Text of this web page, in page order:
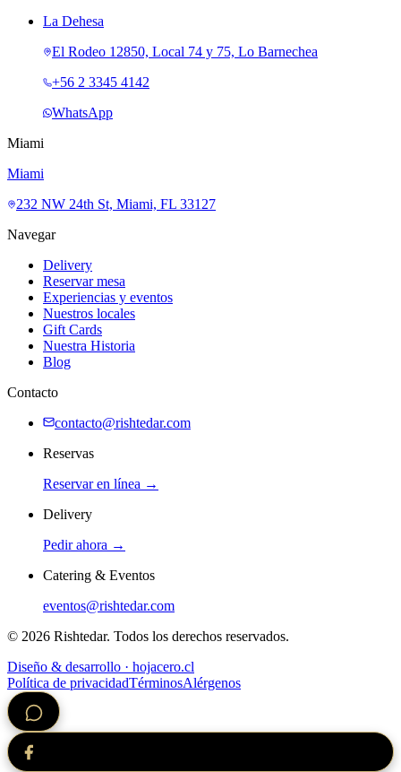
La Dehesa
El Rodeo 12850, Local 74 y 75, Lo Barnechea
+56 2 3345 4142
WhatsApp
Miami
Miami
232 NW 24th St, Miami, FL 33127
Navegar
Delivery
Reservar mesa
Experiencias y eventos
Nuestros locales
Gift Cards
Nuestra Historia
Blog
Contacto
contacto@rishtedar.com
Reservas
Reservar en línea →
Delivery
Pedir ahora →
Catering & Eventos
eventos@rishtedar.com
© 2026 Rishtedar. Todos los derechos reservados.
Diseño & desarrollo · hojacero.cl
Política de privacidadTérminosAlérgenos